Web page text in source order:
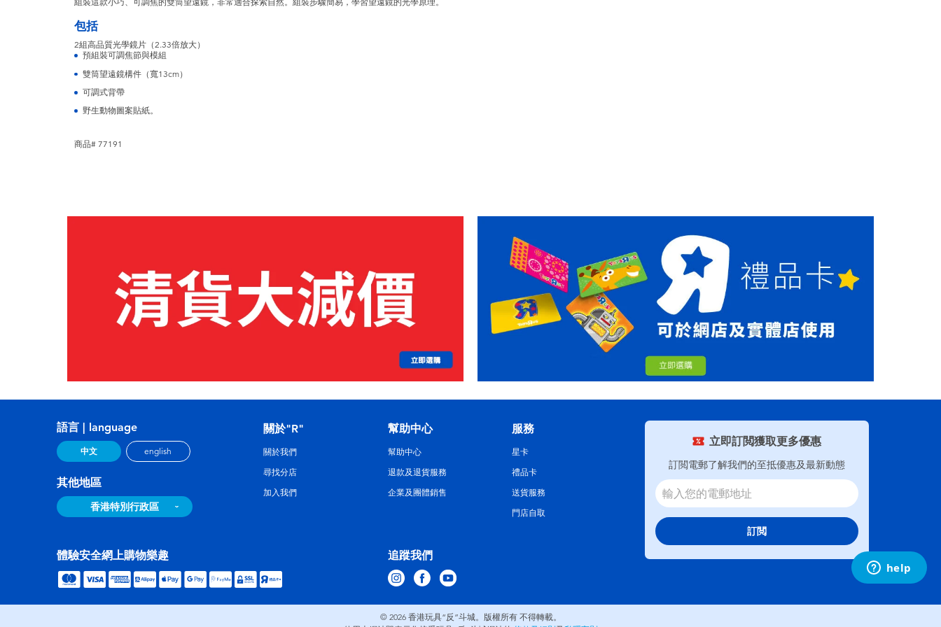
包括
2組高品質光學鏡片（2.33倍放大）
預組裝可調焦節與模組
雙筒望遠鏡構件（寬13cm）
可調式背帶
野生動物圖案貼紙。
商品# 77191
立即訂閲獲取更多優惠
訂閲電郵了解我們的至抵優惠及最新動態
訂閲
語言 | language
中文 english
其他地區
香港特別行政區
追蹤我們
關於"R"
關於我們
尋找分店
加入我們
幫助中心
幫助中心
退款及退貨服務
企業及團體銷售
服務
星卡
禮品卡
送貨服務
門店自取
體驗安全網上購物樂趣
© 2026 香港玩具“反”斗城。版權所有 不得轉載。